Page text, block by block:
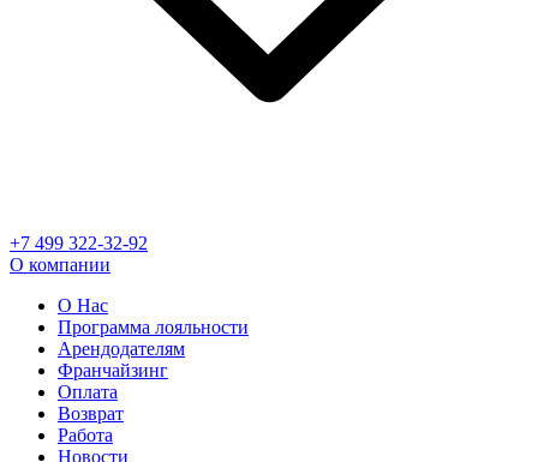
+7 499 322-32-92
О компании
О Нас
Программа лояльности
Арендодателям
Франчайзинг
Оплата
Возврат
Работа
Новости